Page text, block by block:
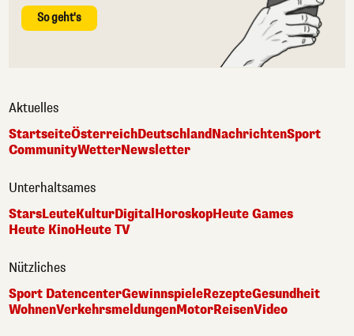
So geht's
Aktuelles
StartseiteÖsterreichDeutschlandNachrichtenSport
CommunityWetterNewsletter
Unterhaltsames
StarsLeuteKulturDigitalHoroskopHeute Games
Heute KinoHeute TV
Nützliches
Sport DatencenterGewinnspieleRezepteGesundheit
WohnenVerkehrsmeldungenMotorReisenVideo